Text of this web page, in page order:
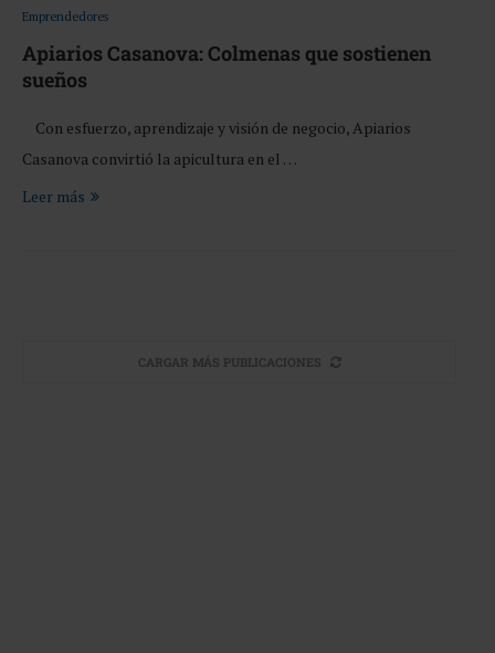
Emprendedores
Apiarios Casanova: Colmenas que sostienen
sueños
Con esfuerzo, aprendizaje y visión de negocio, Apiarios
Casanova convirtió la apicultura en el …
Leer más
CARGAR MÁS PUBLICACIONES